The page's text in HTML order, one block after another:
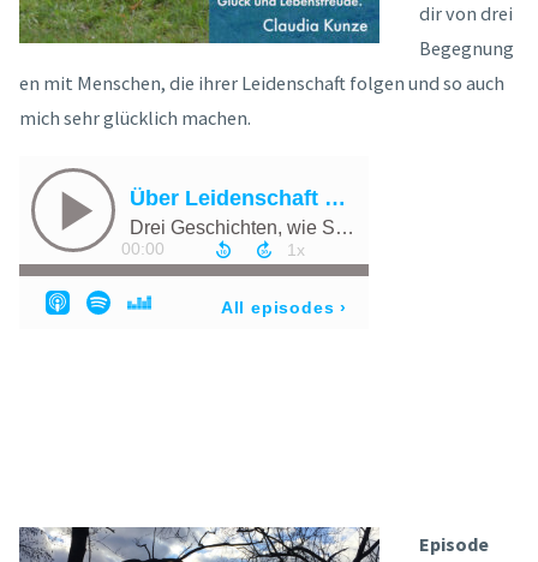
dir von drei
Begegnung
en mit Menschen, die ihrer Leidenschaft folgen und so auch
mich sehr glücklich machen.
Episode